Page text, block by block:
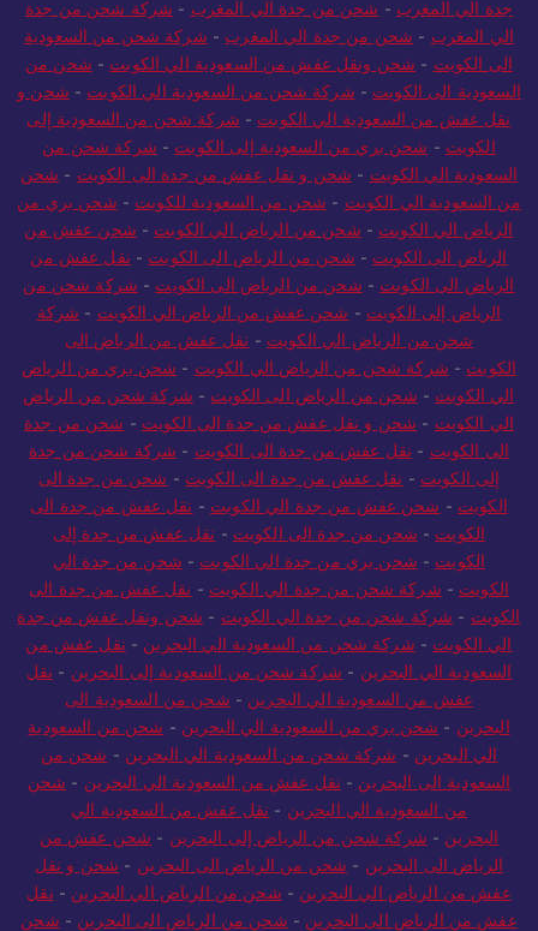
جدة الي المغرب - شحن من جدة الي المغرب - شركة شحن من جدة
الي المغرب - شحن من جدة الي المغرب - شركة شحن من السعودية
الى الكويت - شحن ونقل عفش من السعودية الي الكويت - شحن من
السعودية الى الكويت - شركة شحن من السعودية الي الكويت - شحن و
نقل عفش من السعودية الي الكويت - شركة شحن من السعودية إلى
الكويت - شحن بري من السعودية إلى الكويت - شركة شحن من
السعودية الي الكويت - شحن و نقل عفش من جدة الى الكويت - شحن
من السعودية الي الكويت - شحن من السعودية للكويت - شحن بري من
الرياض الي الكويت - شحن من الرياض الي الكويت - شحن عفش من
الرياض الى الكويت - شحن من الرياض الى الكويت - نقل عفش من
الرياض الى الكويت - شحن من الرياض الى الكويت - شركة شحن من
الرياض إلى الكويت - شحن عفش من الرياض الي الكويت - شركة
شحن من الرياض الي الكويت - نقل عفش من الرياض الى
الكويت - شركة شحن من الرياض الي الكويت - شحن بري من الرياض
الي الكويت - شحن من الرياض الى الكويت - شركة شحن من الرياض
الي الكويت - شحن و نقل عفش من جدة الى الكويت - شحن من جدة
الى الكويت - نقل عفش من جدة الى الكويت - شركة شحن من جدة
إلى الكويت - نقل عفش من جدة الى الكويت - شحن من جدة الى
الكويت - شحن عفش من جدة الي الكويت - نقل عفش من جدة الى
الكويت - شحن من جدة الى الكويت - نقل عفش من جدة إلى
الكويت - شحن بري من جدة الي الكويت - شحن من جدة الي
الكويت - شركة شحن من جدة الي الكويت - نقل عفش من جدة الى
الكويت - شركة شحن من جدة الي الكويت - شحن ونقل عفش من جدة
الي الكويت - شركة شحن من السعودية الي البحرين - نقل عفش من
السعودية الي البحرين - شركة شحن من السعودية إلى البحرين - نقل
عفش من السعودية الي البحرين - شحن من السعودية الى
البحرين - شحن بري من السعودية الي البحرين - شحن من السعودية
الي البحرين - شركة شحن من السعودية الي البحرين - شحن من
السعودية الى البحرين - نقل عفش من السعودية الي البحرين - شحن
من السعودية الي البحرين - نقل عفش من السعودية الي
البحرين - شركة شحن من الرياض إلى البحرين - شحن عفش من
الرياض الى البحرين - شحن من الرياض الى البحرين - شحن و نقل
عفش من الرياض الي البحرين - شحن من الرياض الي البحرين - نقل
عفش من الرياض الى البحرين - شحن من الرياض الى البحرين - شحن